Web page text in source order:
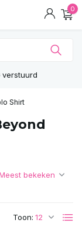
0
verstuurd
Shirt
Toon: